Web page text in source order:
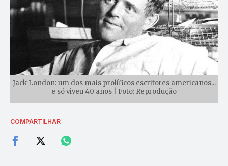
Jack London: um dos mais prolíficos escritores americanos...
e só viveu 40 anos | Foto: Reprodução
COMPARTILHAR